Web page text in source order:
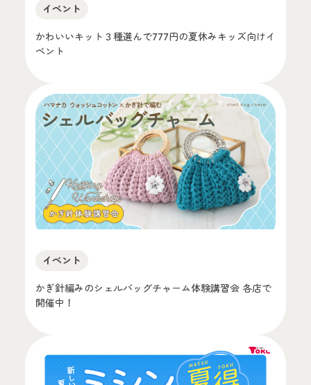
イベント
かわいいキット３種選んで777円の夏休みキッズ向けイ
ベント
イベント
かぎ針編みのシェルバッグチャーム体験講習会 各店で
開催中！